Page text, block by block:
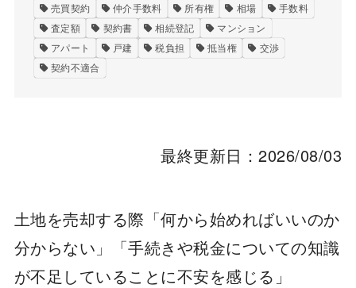
売買契約 仲介手数料 所有権 相場
手数料
査定額
契約書 相続登記
マンション
アパート
戸建 税負担 抵当権
交渉
契約不適合
最終更新日：2026/08/03
土地を売却する際「何から始めればいいのか
分からない」「手続きや税金についての知識
が不足していることに不安を感じる」